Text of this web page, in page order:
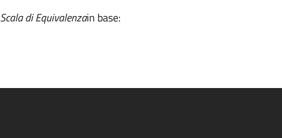
Scala di Equivalenzain base: